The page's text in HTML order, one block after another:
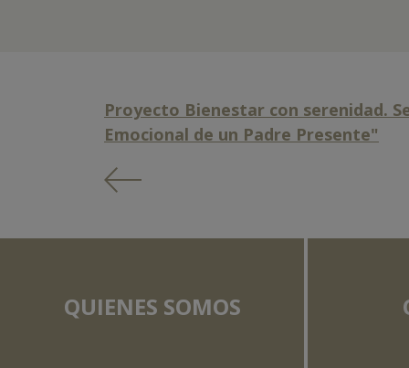
Proyecto Bienestar con serenidad.
Emocional de un Padre Presente"
QUIENES SOMOS